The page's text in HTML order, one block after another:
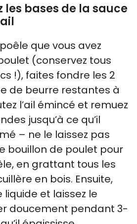
les bases de la sauce
que vous avez
(conservez tous
!), faites fondre les 2
de beurre restantes à
l’ail émincé et remuez
jusqu’à ce qu’il
– ne le laissez pas
bouillon de poulet pour
en grattant tous les
en bois. Ensuite,
et laissez le
doucement pendant 3-